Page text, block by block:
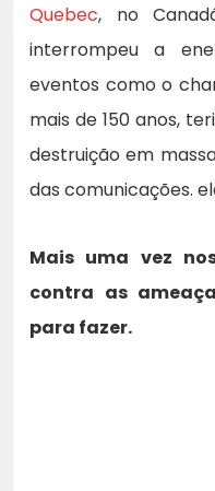
Quebec, no
interrompeu a
eventos como o
mais de 150 anos,
destruição em
das comunicações.
Mais uma vez
contra as
para fazer.